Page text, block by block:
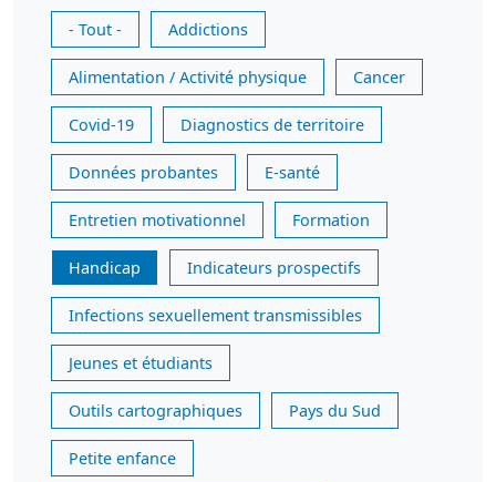
- Tout -
Addictions
Alimentation / Activité physique Cancer
Covid-19 Diagnostics de territoire
Données probantes E-santé
Entretien motivationnel Formation
Handicap Indicateurs prospectifs
Infections sexuellement transmissibles
Jeunes et étudiants
Outils cartographiques Pays du Sud
Petite enfance